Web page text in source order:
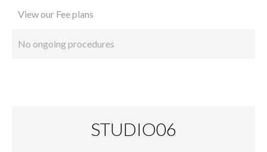
View our Fee plans
No ongoing procedures
STUDIO06